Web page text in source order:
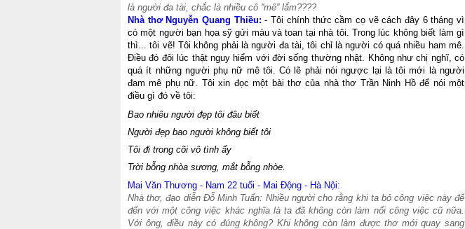
là người đa tài, chắc là nhiều cô ''mê'' lắm????
Nhà thơ Nguyễn Quang Thiều: - Tôi chính thức cầm cọ vẽ cách đây 6 tháng vì
có một người bạn họa sỹ gửi màu và toan tại nhà tôi. Trong lúc không biết làm gì
thì... tôi vẽ! Tôi không phải là người đa tài, tôi chỉ là người có quá nhiều ham mê.
Điều đó đôi lúc thật nguy hiểm với đời sống thường nhật. Không như chị nghĩ, có
quá ít những người phụ nữ mê tôi. Có lẽ phải nói ngược lại là tôi mới là người
đam mê phụ nữ. Tôi xin đọc một bài thơ của nhà thơ Trần Ninh Hồ để nói một
điều gì đó về tôi:
Bao nhiêu người đẹp tôi đâu biết
Người đẹp bao người không biết tôi
Tôi đi trong cõi vô tình ấy
Trời bỗng nhòa sương, mắt bỗng nhòe.
Mai Văn Thương - Nam 22 tuổi - Mai Động - Hà Nội:
Nhà thơ, đạo diễn Đỗ Minh Tuấn: Nhiều người cho rằng khi ta bỏ công việc này để
đến với một công việc khác nghĩa là ta đã không còn làm nổi công việc cũ nữa.
Với ông, điều này có đúng không? Khi không còn làm được thơ mới quay sang